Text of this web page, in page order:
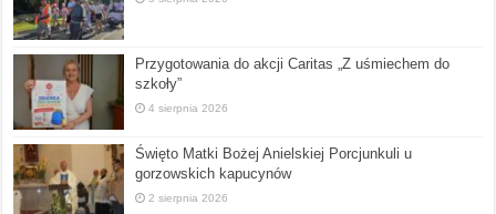
Przygotowania do akcji Caritas „Z uśmiechem do
szkoły”
4 sierpnia 2026
Święto Matki Bożej Anielskiej Porcjunkuli u
gorzowskich kapucynów
2 sierpnia 2026